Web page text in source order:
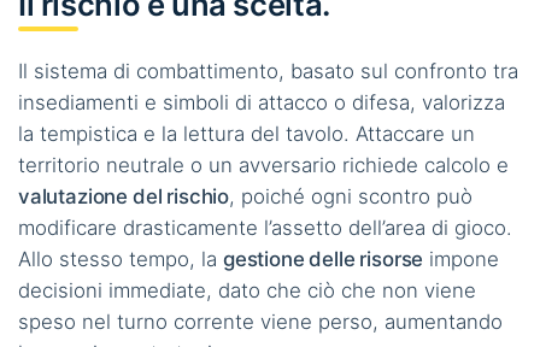
Il sistema di combattimento, basato sul confronto tra
insediamenti e simboli di attacco o difesa, valorizza
la tempistica e la lettura del tavolo. Attaccare un
territorio neutrale o un avversario richiede calcolo e
valutazione del rischio, poiché ogni scontro può
modificare drasticamente l’assetto dell’area di gioco.
Allo stesso tempo, la gestione delle risorse impone
decisioni immediate, dato che ciò che non viene
speso nel turno corrente viene perso, aumentando